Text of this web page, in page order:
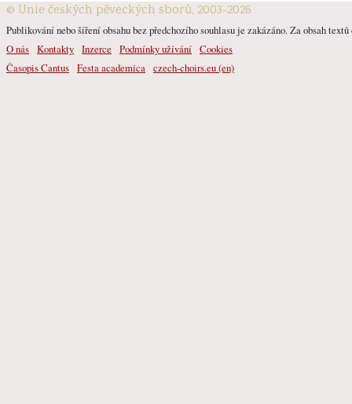
© Unie českých pěveckých sborů, 2003-2026
Publikování nebo šíření obsahu bez předchozího souhlasu je zakázáno. Za obsah
O nás Kontakty Inzerce Podmínky užívání Cookies
Časopis Cantus Festa academica czech-choirs.eu (en)